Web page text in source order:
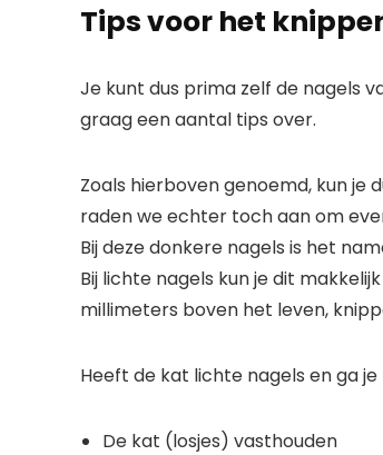
Tips voor het
Je kunt dus prima zelf de nagels
graag een aantal tips over.
Zoals hierboven genoemd, kun je
raden we echter toch aan om
Bij deze donkere nagels is het
Bij lichte nagels kun je dit
millimeters boven het leven,
Heeft de kat lichte nagels en ga
De kat (losjes) vasthouden